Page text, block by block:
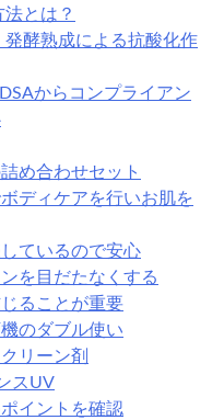
とは？
酵熟成による抗酸化作
からコンプライアン
め合わせセット
ディケアを行いお肌を
ているので安心
を目だたなくする
ることが重要
のダブル使い
リーン剤
スUV
イントを確認